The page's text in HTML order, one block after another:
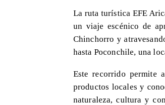
La ruta turística EFE
un viaje escénico de
Chinchorro y
hasta Poconchile, una
Este recorrido permite
productos locales y
naturaleza, cultura y